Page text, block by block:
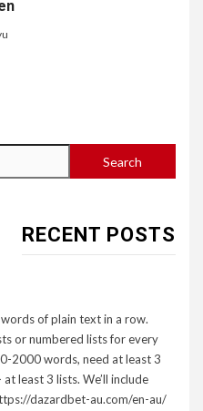
Search
RECENT POSTS
of plain text in a row.
or numbered lists for every
2000 words, need at least 3
least 3 lists. We’ll include
dazardbet-au.com/en-au/